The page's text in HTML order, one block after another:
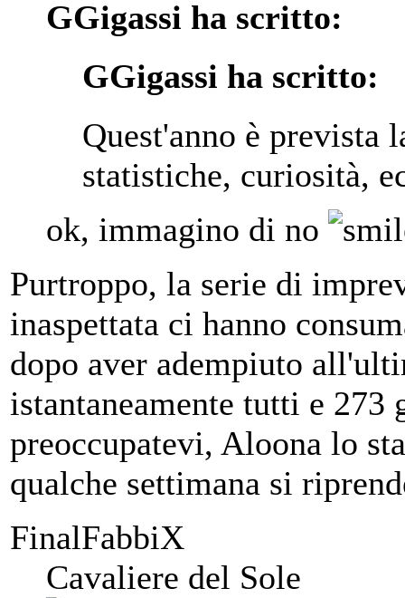
GGigassi ha scritto:
GGigassi ha scritto:
Quest'anno è prevista
statistiche, curiosità,
ok, immagino di no
Purtroppo, la serie di
inaspettata ci hanno
dopo aver adempiuto
istantaneamente tutti e
preoccupatevi, Aloona lo
qualche settimana si
FinalFabbiX
Cavaliere del Sole